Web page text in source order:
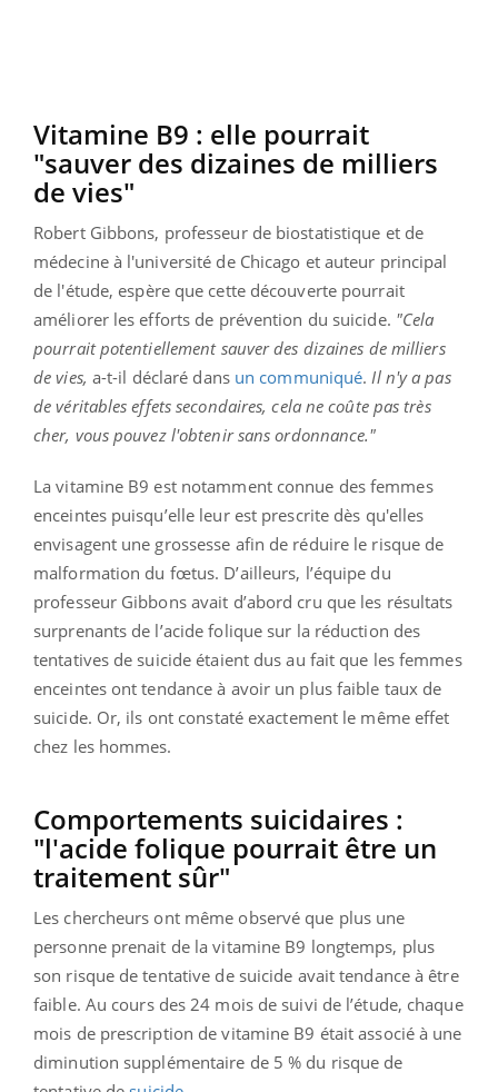
Vitamine B9 : elle pourrait
"sauver des dizaines de milliers
de vies"
Robert Gibbons, professeur de biostatistique et de
médecine à l'université de Chicago et auteur principal
de l'étude, espère que cette découverte pourrait
améliorer les efforts de prévention du suicide. "Cela
pourrait potentiellement sauver des dizaines de milliers
de vies, a-t-il déclaré dans un communiqué. Il n'y a pas
de véritables effets secondaires, cela ne coûte pas très
cher, vous pouvez l'obtenir sans ordonnance."
La vitamine B9 est notamment connue des femmes
enceintes puisqu’elle leur est prescrite dès qu'elles
envisagent une grossesse afin de réduire le risque de
malformation du fœtus. D’ailleurs, l’équipe du
professeur Gibbons avait d’abord cru que les résultats
surprenants de l’acide folique sur la réduction des
tentatives de suicide étaient dus au fait que les femmes
enceintes ont tendance à avoir un plus faible taux de
suicide. Or, ils ont constaté exactement le même effet
chez les hommes.
Comportements suicidaires :
"l'acide folique pourrait être un
traitement sûr"
Les chercheurs ont même observé que plus une
personne prenait de la vitamine B9 longtemps, plus
son risque de tentative de suicide avait tendance à être
faible. Au cours des 24 mois de suivi de l’étude, chaque
mois de prescription de vitamine B9 était associé à une
diminution supplémentaire de 5 % du risque de